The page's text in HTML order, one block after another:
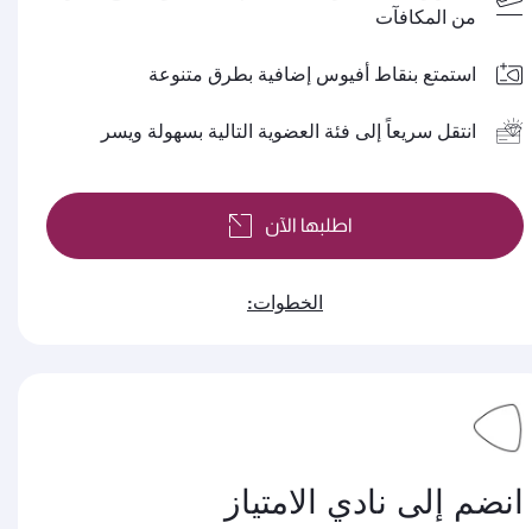
من المكافآت
استمتع بنقاط أفيوس إضافية بطرق متنوعة
انتقل سريعاً إلى فئة العضوية التالية بسهولة ويسر
الخطوات:
اطلبها الآن
انضم إلى نادي الامتياز